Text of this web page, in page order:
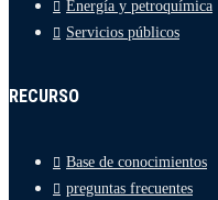
Energía y petroquímica
Servicios públicos
RECURSO
Base de conocimientos
preguntas frecuentes